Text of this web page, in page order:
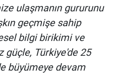
ulaşmanın gururunu
geçmişe sahip
bilgi birikimi ve
güçle, Türkiye'de 25
büyümeye devam